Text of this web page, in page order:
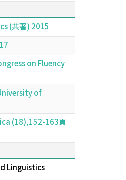
(共著) 2015
on Fluency
of
(18),152-163頁
Linguistics